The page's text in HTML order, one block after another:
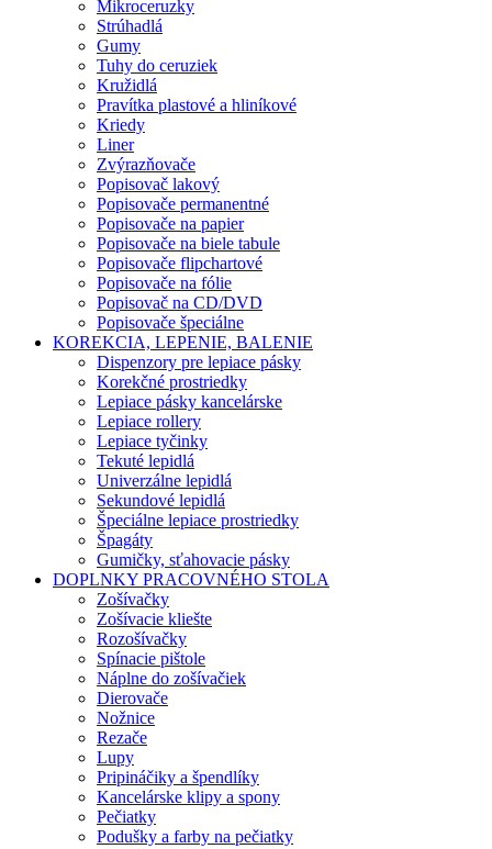
Mikroceruzky
Strúhadlá
Gumy
Tuhy do ceruziek
Kružidlá
Pravítka plastové a hliníkové
Kriedy
Liner
Zvýrazňovače
Popisovač lakový
Popisovače permanentné
Popisovače na papier
Popisovače na biele tabule
Popisovače flipchartové
Popisovače na fólie
Popisovač na CD/DVD
Popisovače špeciálne
KOREKCIA, LEPENIE, BALENIE
Dispenzory pre lepiace pásky
Korekčné prostriedky
Lepiace pásky kancelárske
Lepiace rollery
Lepiace tyčinky
Tekuté lepidlá
Univerzálne lepidlá
Sekundové lepidlá
Špeciálne lepiace prostriedky
Špagáty
Gumičky, sťahovacie pásky
DOPLNKY PRACOVNÉHO STOLA
Zošívačky
Zošívacie kliešte
Rozošívačky
Spínacie pištole
Náplne do zošívačiek
Dierovače
Nožnice
Rezače
Lupy
Pripináčiky a špendlíky
Kancelárske klipy a spony
Pečiatky
Podušky a farby na pečiatky